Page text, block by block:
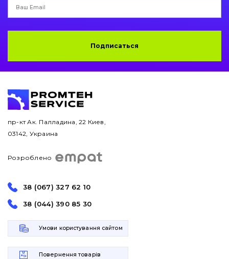
Подписаться
пр-кт Ак. Палладина, 22 Киев,
03142, Украина
Розроблено
38 (067) 327 62 10
38 (044) 390 85 30
Умови користування сайтом
Повернення товарів